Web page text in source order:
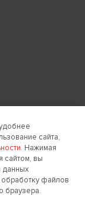
сайта,
. Нажимая
сайтом, вы
данных
обработку файлов
браузера.